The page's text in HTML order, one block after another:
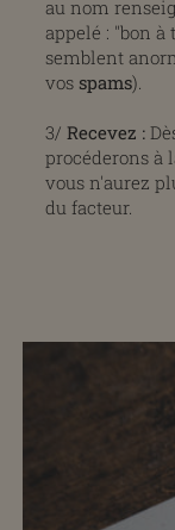
au nom
appelé : "bon à
semblent
vos spams).
3/ Recevez :
procéderons à
vous n'aurez
du facteur.